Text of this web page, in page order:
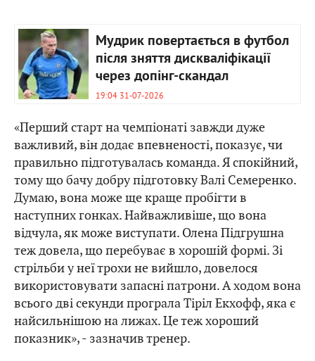
Мудрик повертається в футбол
після зняття дискваліфікації
через допінг-скандал
19:04 31-07-2026
«Перший старт на чемпіонаті завжди дуже
важливий, він додає впевненості, показує, чи
правильно підготувалась команда. Я спокійний,
тому що бачу добру підготовку Валі Семеренко.
Думаю, вона може ще краще пробігти в
наступних гонках. Найважливіше, що вона
відчула, як може виступати. Олена Підгрушна
теж довела, що перебуває в хорошій формі. Зі
стрільби у неї трохи не вийшло, довелося
використовувати запасні патрони. А ходом вона
всього дві секунди програла Тіріл Екхофф, яка є
найсильнішою на лижах. Це теж хороший
показник», - зазначив тренер.